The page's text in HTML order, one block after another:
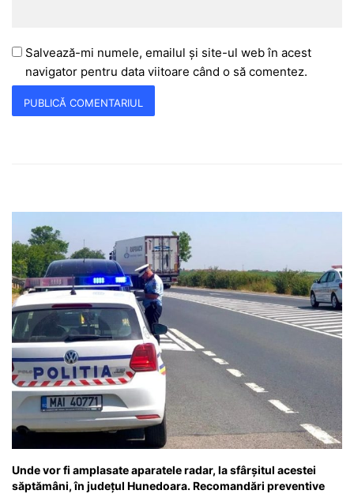
Salvează-mi numele, emailul și site-ul web în acest
navigator pentru data viitoare când o să comentez.
Unde vor fi amplasate aparatele radar, la sfârșitul acestei
săptămâni, în județul Hunedoara. Recomandări preventive